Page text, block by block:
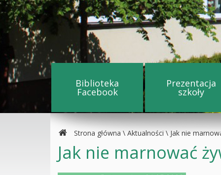
Przejdź na stronę Biblioteka
Biblioteka
Facebook
Prezentacja
szkoły
Strona główna \ Aktualności \ Jak nie
Jak nie marnować